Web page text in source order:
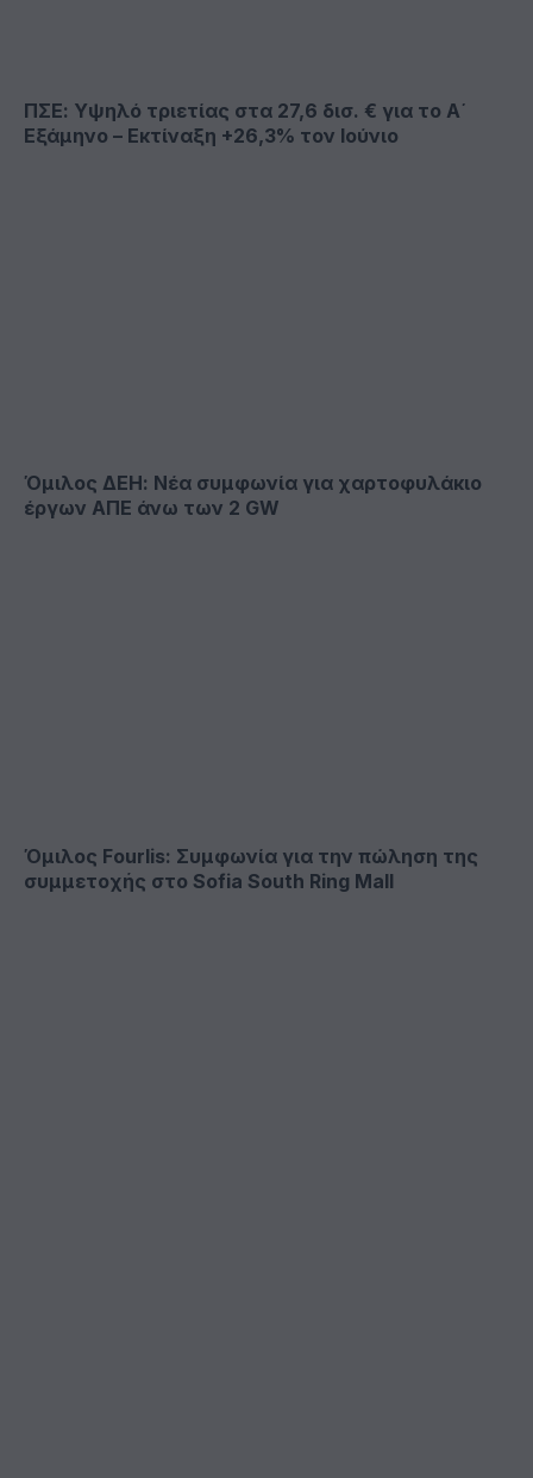
ΠΣΕ: Υψηλό τριετίας στα 27,6 δισ. € για το Α΄
Εξάμηνο – Εκτίναξη +26,3% τον Ιούνιο
Όμιλος ΔΕΗ: Νέα συμφωνία για χαρτοφυλάκιο
έργων ΑΠΕ άνω των 2 GW
Όμιλος Fourlis: Συμφωνία για την πώληση της
συμμετοχής στο Sofia South Ring Mall